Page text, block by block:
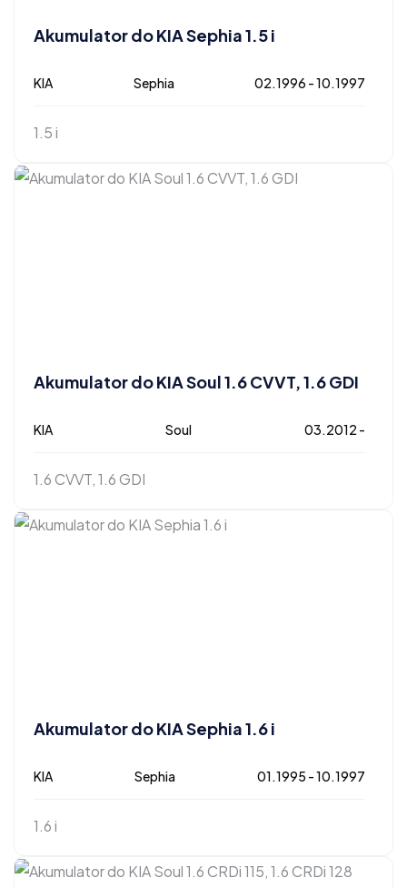
Akumulator do KIA Sephia 1.5 i
KIA Sephia 02.1996 - 10.1997
1.5 i
Akumulator do KIA Soul 1.6 CVVT, 1.6 GDI
KIA Soul 03.2012 -
1.6 CVVT, 1.6 GDI
Akumulator do KIA Sephia 1.6 i
KIA Sephia 01.1995 - 10.1997
1.6 i